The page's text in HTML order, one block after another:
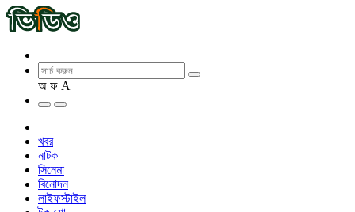
অ ফ A
খবর
নাটক
সিনেমা
বিনোদন
লাইফস্টাইল